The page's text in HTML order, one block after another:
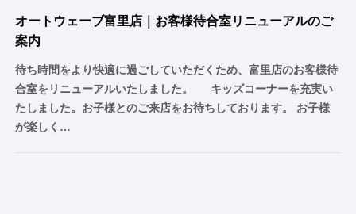
オートウェーブ富里店｜お客様待合室リニューアルのご
案内
待ち時間をより快適に過ごしていただくため、富里店のお客様待
合室をリニューアルいたしました。 キッズコーナーを充実い
たしました。お子様とのご来店をお待ちしております。 お子様
が楽しく…